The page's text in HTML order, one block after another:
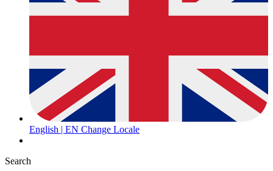
English | EN Change Locale
Search